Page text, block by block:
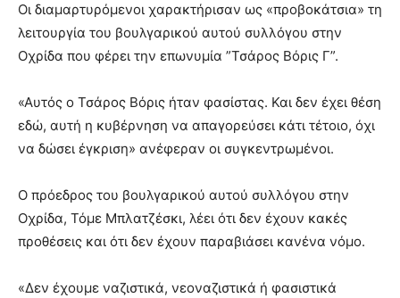
Οι διαμαρτυρόμενοι χαρακτήρισαν ως «προβοκάτσια» τη
λειτουργία του βουλγαρικού αυτού συλλόγου στην
Οχρίδα που φέρει την επωνυμία ”Τσάρος Βόρις Γ”.
«Αυτός ο Τσάρος Βόρις ήταν φασίστας. Και δεν έχει θέση
εδώ, αυτή η κυβέρνηση να απαγορεύσει κάτι τέτοιο, όχι
να δώσει έγκριση» ανέφεραν οι συγκεντρωμένοι.
Ο πρόεδρος του βουλγαρικού αυτού συλλόγου στην
Οχρίδα, Τόμε Μπλατζέσκι, λέει ότι δεν έχουν κακές
προθέσεις και ότι δεν έχουν παραβιάσει κανένα νόμο.
«Δεν έχουμε ναζιστικά, νεοναζιστικά ή φασιστικά